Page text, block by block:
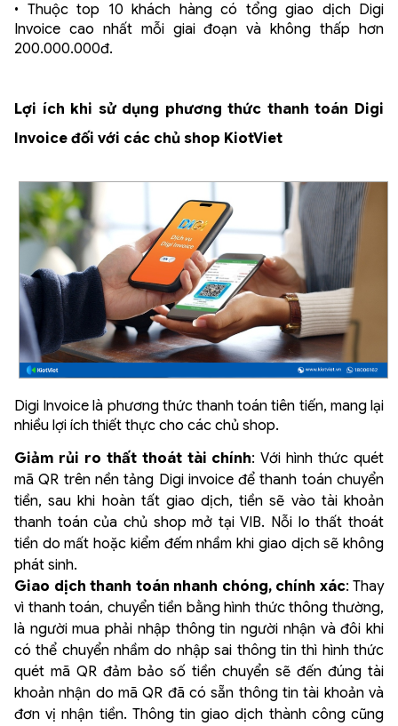
• Thuộc top 10 khách hàng có tổng giao dịch Digi
Invoice cao nhất mỗi giai đoạn và không thấp hơn
200.000.000đ.
Lợi ích khi sử dụng phương thức thanh toán Digi
Invoice đối với các chủ shop KiotViet
Digi Invoice là phương thức thanh toán tiên tiến, mang lại
nhiều lợi ích thiết thực cho các chủ shop.
Giảm rủi ro thất thoát tài chính: Với hình thức quét
mã QR trên nền tảng Digi invoice để thanh toán chuyển
tiền, sau khi hoàn tất giao dịch, tiền sẽ vào tài khoản
thanh toán của chủ shop mở tại VIB. Nỗi lo thất thoát
tiền do mất hoặc kiểm đếm nhầm khi giao dịch sẽ không
phát sinh.
Giao dịch thanh toán nhanh chóng, chính xác: Thay
vì thanh toán, chuyển tiền bằng hình thức thông thường,
là người mua phải nhập thông tin người nhận và đôi khi
có thể chuyển nhầm do nhập sai thông tin thì hình thức
quét mã QR đảm bảo số tiền chuyển sẽ đến đúng tài
khoản nhận do mã QR đã có sẵn thông tin tài khoản và
đơn vị nhận tiền. Thông tin giao dịch thành công cũng